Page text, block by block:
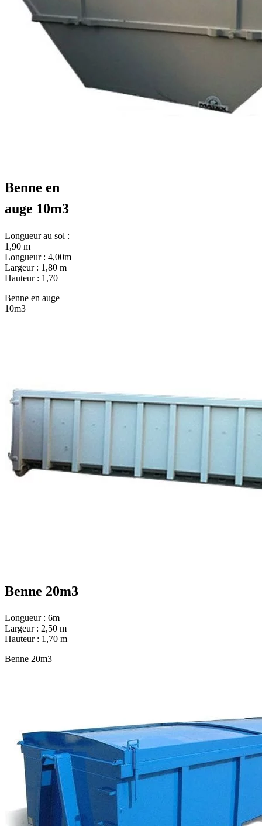
Benne en
auge 10m3
Longueur au sol :
1,90 m
Longueur : 4,00m
Largeur : 1,80 m
Hauteur : 1,70
Benne en auge
10m3
Benne 20m3
Longueur : 6m
Largeur : 2,50 m
Hauteur : 1,70 m
Benne 20m3